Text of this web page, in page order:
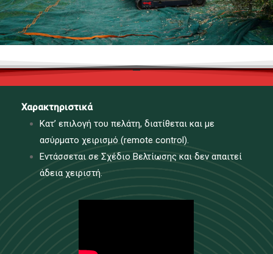
Χαρακτηριστικά
Κατ’ επιλογή του πελάτη, διατίθεται και με
ασύρματο χειρισμό (remote control).
Εντάσσεται σε Σχέδιο Βελτίωσης και δεν απαιτεί
άδεια χειριστή.